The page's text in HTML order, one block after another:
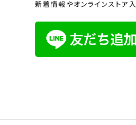
新着情報やオンラインストア